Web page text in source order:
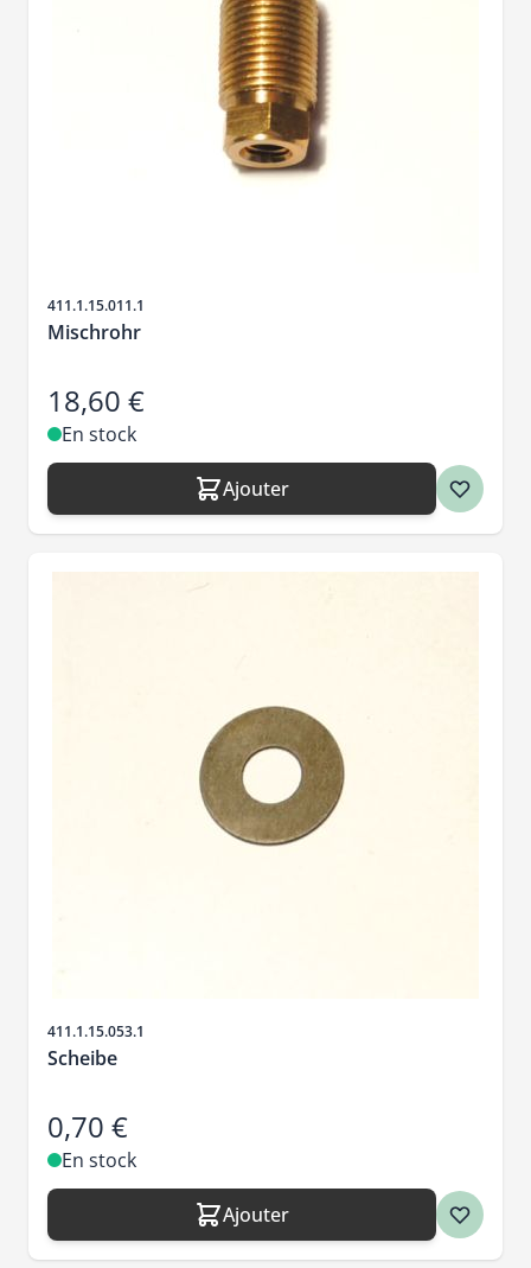
SKU
411.1.15.011.1
Mischrohr
18,60 €
En stock
Ajouter
SKU
411.1.15.053.1
Scheibe
0,70 €
En stock
Ajouter